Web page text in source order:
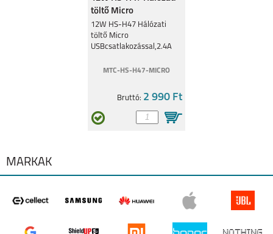
NOKIA 1.4
NOKIA 6.2
töltő Micro
USBcsatlakozó,2.4A
12W HS-H47 Hálózati
töltő Micro
USBcsatlakozással,2.4A
MTC-HS-H47-MICRO
Bruttó: 2 990 Ft
MÁRKÁK